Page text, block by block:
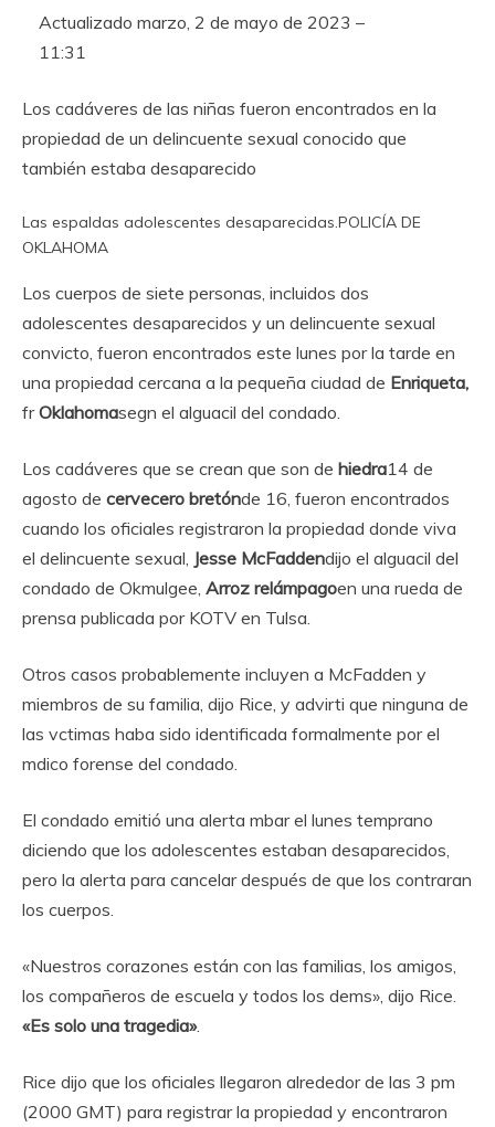
Actualizado marzo, 2 de mayo de 2023 –
11:31
Los cadáveres de las niñas fueron encontrados en la
propiedad de un delincuente sexual conocido que
también estaba desaparecido
Las espaldas adolescentes desaparecidas.POLICÍA DE
OKLAHOMA
Los cuerpos de siete personas, incluidos dos
adolescentes desaparecidos y un delincuente sexual
convicto, fueron encontrados este lunes por la tarde en
una propiedad cercana a la pequeña ciudad de Enriqueta,
frOklahomasegn el alguacil del condado.
Los cadáveres que se crean que son de hiedra14 de
agosto de cervecero bretónde 16, fueron encontrados
cuando los oficiales registraron la propiedad donde viva
el delincuente sexual, Jesse McFaddendijo el alguacil del
condado de Okmulgee, Arroz relámpagoen una rueda de
prensa publicada por KOTV en Tulsa.
Otros casos probablemente incluyen a McFadden y
miembros de su familia, dijo Rice, y advirti que ninguna de
las vctimas haba sido identificada formalmente por el
mdico forense del condado.
El condado emitió una alerta mbar el lunes temprano
diciendo que los adolescentes estaban desaparecidos,
pero la alerta para cancelar después de que los contraran
los cuerpos.
«Nuestros corazones están con las familias, los amigos,
los compañeros de escuela y todos los dems», dijo Rice.
«Es solo una tragedia».
Rice dijo que los oficiales llegaron alrededor de las 3 pm
(2000 GMT) para registrar la propiedad y encontraron